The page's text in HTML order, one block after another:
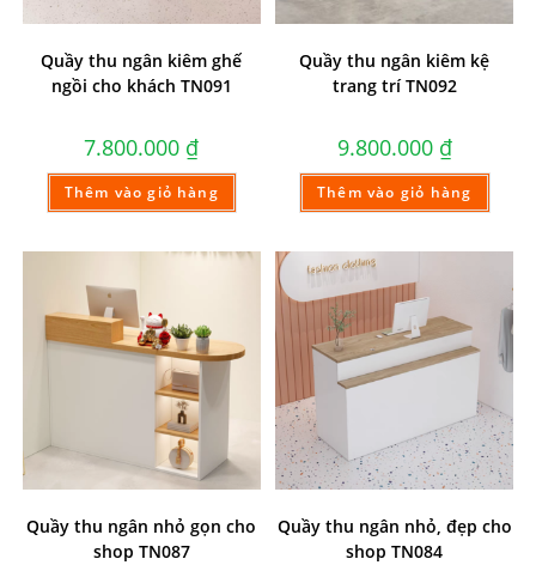
Quầy thu ngân kiêm ghế
ngồi cho khách TN091
7.800.000 ₫
Thêm vào giỏ hàng
Quầy thu ngân kiêm kệ
trang trí TN092
9.800.000 ₫
Thêm vào giỏ hàng
Quầy thu ngân nhỏ gọn cho
shop TN087
Quầy thu ngân nhỏ, đẹp cho
shop TN084